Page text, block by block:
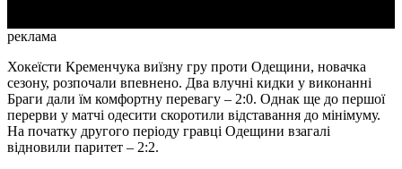
реклама
Хокеїсти Кременчука виїзну гру проти Одещини, новачка
сезону, розпочали впевнено. Два влучні кидки у виконанні
Браги дали їм комфортну перевагу – 2:0. Однак ще до першої
перерви у матчі одесити скоротили відставання до мінімуму.
На початку другого періоду гравці Одещини взагалі
відновили паритет – 2:2.